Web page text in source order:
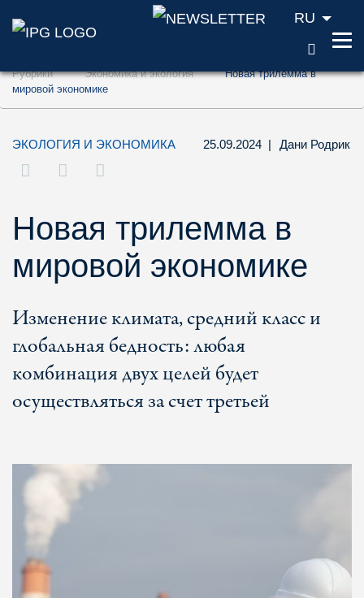
Перейти к содержанию (ключ доступа
Перейти к поиску (ключ доступа '2')
RU
Рубрики Экономика и экология
Новая трилемма в
мировой экономике
ЭКОЛОГИЯ И ЭКОНОМИКА 25.09.2024 | Дани Родрик
Новая трилемма в
мировой экономике
Изменение климата, средний класс и
глобальная бедность: любая
комбинация двух целей будет
осуществляться за счет третьей